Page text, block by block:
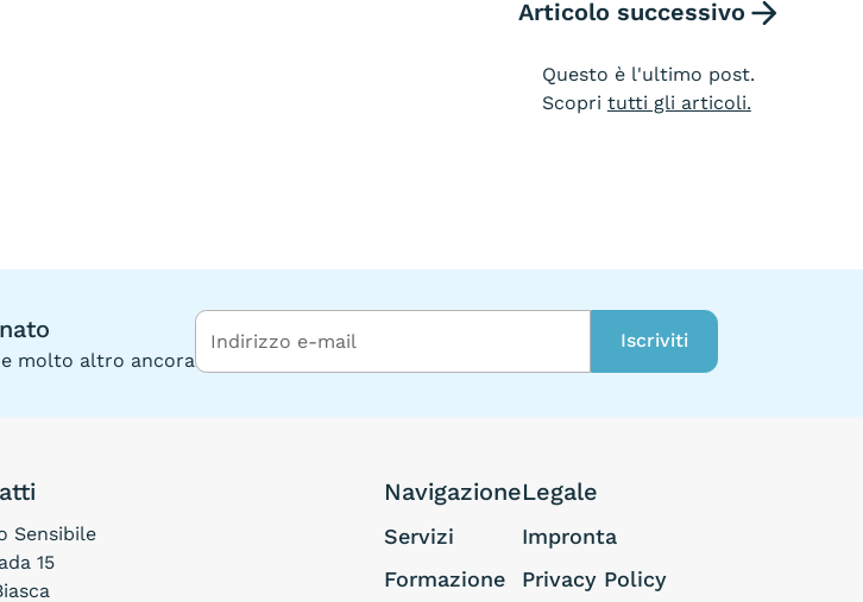
Articolo successivo
Questo è l'ultimo post.
Scopri tutti gli articoli.
molto altro ancora
Sensibile
15
Navigazione
Servizi
Formazione
Legale
Impronta
Privacy Policy